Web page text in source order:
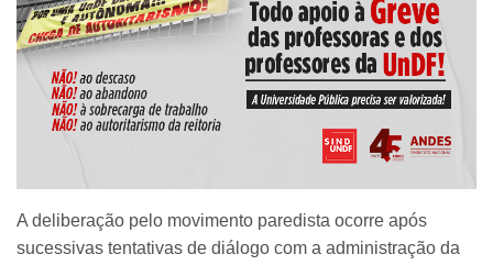
A deliberação pelo movimento paredista ocorre após
sucessivas tentativas de diálogo com a administração da